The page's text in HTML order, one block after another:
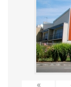
«